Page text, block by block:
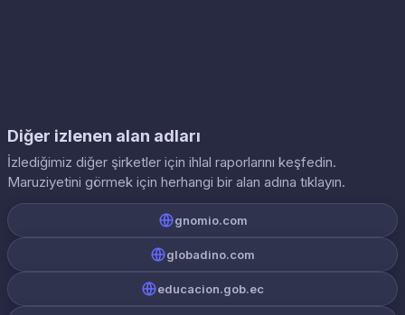
Diğer izlenen alan adları
İzlediğimiz diğer şirketler için ihlal raporlarını keşfedin.
Maruziyetini görmek için herhangi bir alan adına tıklayın.
gnomio.com
globadino.com
educacion.gob.ec